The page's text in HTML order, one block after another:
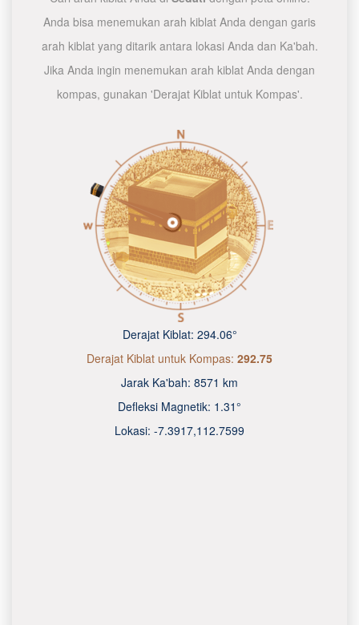
Anda bisa menemukan arah kiblat Anda dengan garis
arah kiblat yang ditarik antara lokasi Anda dan Ka'bah.
Jika Anda ingin menemukan arah kiblat Anda dengan
kompas, gunakan 'Derajat Kiblat untuk Kompas'.
Derajat Kiblat: 294.06°
Derajat Kiblat untuk Kompas: 292.75
Jarak Ka'bah: 8571 km
Defleksi Magnetik: 1.31°
Lokasi: -7.3917,112.7600